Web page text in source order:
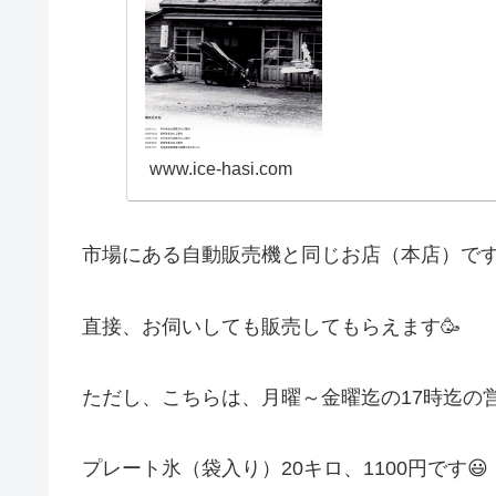
www.ice-hasi.com
市場にある自動販売機と同じお店（本店）で
直接、お伺いしても販売してもらえます🥳
ただし、こちらは、月曜～金曜迄の17時迄の
プレート氷（袋入り）20キロ、1100円です😃